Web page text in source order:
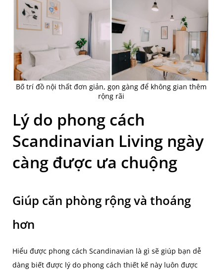
Bố trí đồ nội thất đơn giản, gọn gàng để không gian thêm
rộng rãi
Lý do phong cách
Scandinavian Living ngày
càng được ưa chuộng
Giúp căn phòng rộng và thoáng
hơn
Hiểu được phong cách Scandinavian là gì sẽ giúp bạn dễ
dàng biết được lý do phong cách thiết kế này luôn được